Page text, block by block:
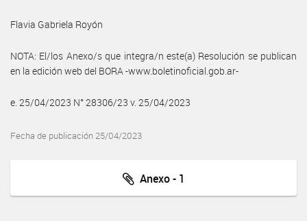
Flavia Gabriela Royón
NOTA: El/los Anexo/s que integra/n este(a) Resolución se publican
en la edición web del BORA -www.boletinoficial.gob.ar-
e. 25/04/2023 N° 28306/23 v. 25/04/2023
Fecha de publicación 25/04/2023
Anexo - 1